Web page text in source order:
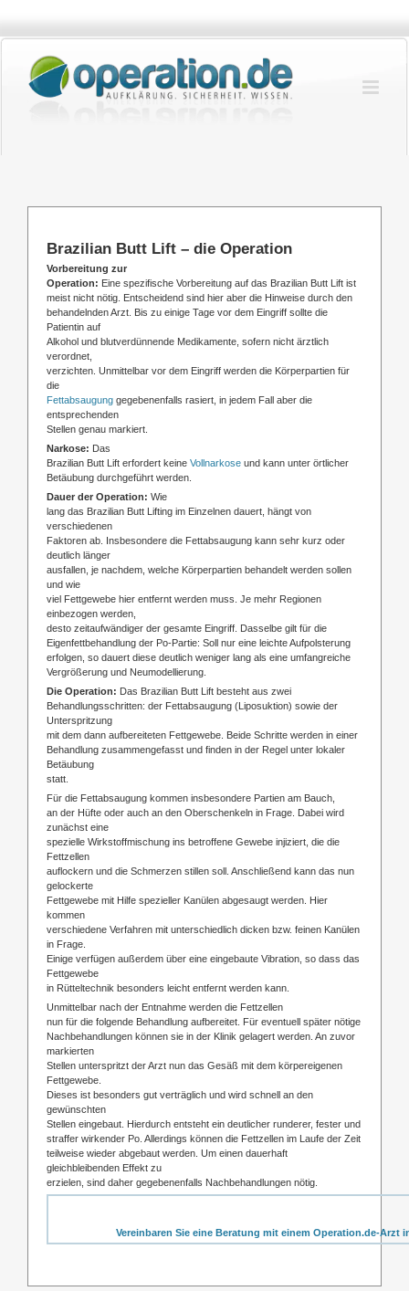
springen
Brazilian Butt Lift – die Operation
Vorbereitung zur
Operation: Eine spezifische Vorbereitung auf das Brazilian Butt Lift ist
meist nicht nötig. Entscheidend sind hier aber die Hinweise durch den
behandelnden Arzt. Bis zu einige Tage vor dem Eingriff sollte die
Patientin auf
Alkohol und blutverdünnende Medikamente, sofern nicht ärztlich
verordnet,
verzichten. Unmittelbar vor dem Eingriff werden die Körperpartien für
die
Fettabsaugung gegebenenfalls rasiert, in jedem Fall aber die
entsprechenden
Stellen genau markiert.
Narkose: Das
Brazilian Butt Lift erfordert keine Vollnarkose und kann unter örtlicher
Betäubung durchgeführt werden.
Dauer der Operation: Wie
lang das Brazilian Butt Lifting im Einzelnen dauert, hängt von
verschiedenen
Faktoren ab. Insbesondere die Fettabsaugung kann sehr kurz oder
deutlich länger
ausfallen, je nachdem, welche Körperpartien behandelt werden sollen
und wie
viel Fettgewebe hier entfernt werden muss. Je mehr Regionen
einbezogen werden,
desto zeitaufwändiger der gesamte Eingriff. Dasselbe gilt für die
Eigenfettbehandlung der Po-Partie: Soll nur eine leichte Aufpolsterung
erfolgen, so dauert diese deutlich weniger lang als eine umfangreiche
Vergrößerung und Neumodellierung.
Die Operation: Das Brazilian Butt Lift besteht aus zwei
Behandlungsschritten: der Fettabsaugung (Liposuktion) sowie der
Unterspritzung
mit dem dann aufbereiteten Fettgewebe. Beide Schritte werden in einer
Behandlung zusammengefasst und finden in der Regel unter lokaler
Betäubung
statt.
Für die Fettabsaugung kommen insbesondere Partien am Bauch,
an der Hüfte oder auch an den Oberschenkeln in Frage. Dabei wird
zunächst eine
spezielle Wirkstoffmischung ins betroffene Gewebe injiziert, die die
Fettzellen
auflockern und die Schmerzen stillen soll. Anschließend kann das nun
gelockerte
Fettgewebe mit Hilfe spezieller Kanülen abgesaugt werden. Hier
kommen
verschiedene Verfahren mit unterschiedlich dicken bzw. feinen Kanülen
in Frage.
Einige verfügen außerdem über eine eingebaute Vibration, so dass das
Fettgewebe
in Rütteltechnik besonders leicht entfernt werden kann.
Unmittelbar nach der Entnahme werden die Fettzellen
nun für die folgende Behandlung aufbereitet. Für eventuell später nötige
Nachbehandlungen können sie in der Klinik gelagert werden. An zuvor
markierten
Stellen unterspritzt der Arzt nun das Gesäß mit dem körpereigenen
Fettgewebe.
Dieses ist besonders gut verträglich und wird schnell an den
gewünschten
Stellen eingebaut. Hierdurch entsteht ein deutlicher runderer, fester und
straffer wirkender Po. Allerdings können die Fettzellen im Laufe der Zeit
teilweise wieder abgebaut werden. Um einen dauerhaft
gleichbleibenden Effekt zu
erzielen, sind daher gegebenenfalls Nachbehandlungen nötig.
Vereinbaren Sie eine Beratung mit einem Operation.de-Arzt